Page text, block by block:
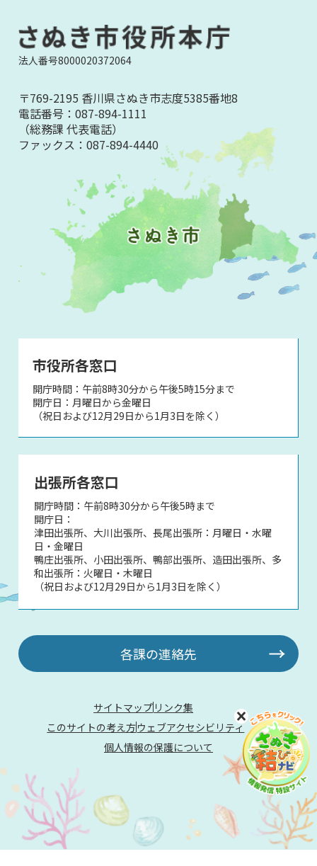
法人番号8000020372064
〒769-2195 香川県さぬき市志度5385番地8
電話番号：087-894-1111
（総務課 代表電話）
ファックス：087-894-4440
市役所各窓口
開庁時間：午前8時30分から午後5時15分まで
開庁日：月曜日から金曜日
（祝日および12月29日から1月3日を除く）
出張所各窓口
開庁時間：午前8時30分から午後5時まで
開庁日：
津田出張所、大川出張所、長尾出張所：月曜日・水曜
日・金曜日
鴨庄出張所、小田出張所、鴨部出張所、造田出張所、多
和出張所：火曜日・木曜日
（祝日および12月29日から1月3日を除く）
各課の連絡先
サイトマップ リンク集
このサイトの考え方ウェブアクセシビリティ
個人情報の保護について